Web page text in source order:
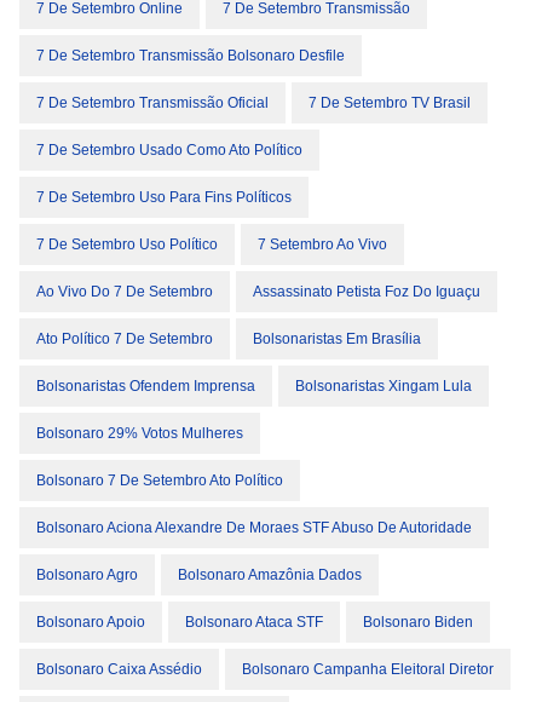
7 De Setembro Online 7 De Setembro Transmissão
7 De Setembro Transmissão Bolsonaro Desfile
7 De Setembro Transmissão Oficial 7 De Setembro TV Brasil
7 De Setembro Usado Como Ato Político
7 De Setembro Uso Para Fins Políticos
7 De Setembro Uso Político 7 Setembro Ao Vivo
Ao Vivo Do 7 De Setembro Assassinato Petista Foz Do Iguaçu
Ato Político 7 De Setembro Bolsonaristas Em Brasília
Bolsonaristas Ofendem Imprensa Bolsonaristas Xingam Lula
Bolsonaro 29% Votos Mulheres
Bolsonaro 7 De Setembro Ato Político
Bolsonaro Aciona Alexandre De Moraes STF Abuso De Autoridade
Bolsonaro Agro Bolsonaro Amazônia Dados
Bolsonaro Apoio Bolsonaro Ataca STF Bolsonaro Biden
Bolsonaro Caixa Assédio Bolsonaro Campanha Eleitoral Diretor